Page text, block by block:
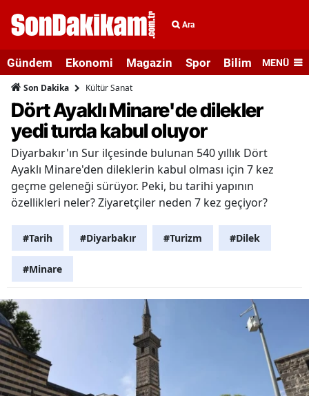
Ara
Gündem Ekonomi Magazin Spor Bilim veMENÜ
Son Dakika Kültür Sanat
Dört Ayaklı Minare'de dilekler
yedi turda kabul oluyor
Diyarbakır'ın Sur ilçesinde bulunan 540 yıllık Dört
Ayaklı Minare'den dileklerin kabul olması için 7 kez
geçme geleneği sürüyor. Peki, bu tarihi yapının
özellikleri neler? Ziyaretçiler neden 7 kez geçiyor?
#Tarih #Diyarbakır #Turizm #Dilek
#Minare